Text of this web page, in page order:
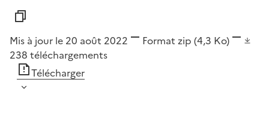
Mis à jour le 20 août 2022 Format zip (4,3 Ko)
238 téléchargements
Télécharger